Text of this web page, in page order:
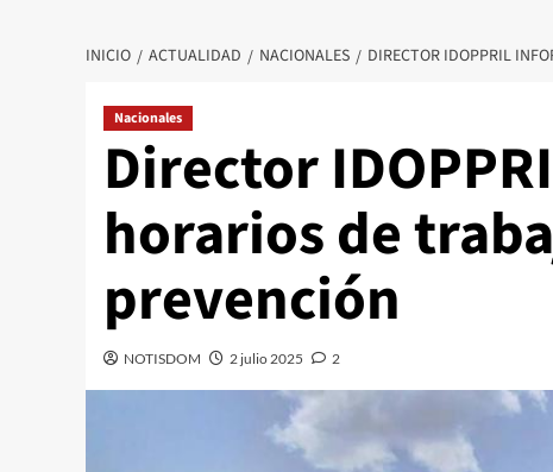
INICIO ACTUALIDAD NACIONALES DIRECTOR IDOPPRIL
Nacionales
Director
horarios de
prevención
NOTISDOM 2 julio 2025 2